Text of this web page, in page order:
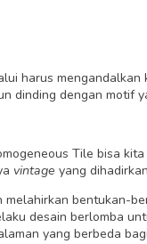
harus
dinding dengan motif
Tile bisa
vintage yang
bentukan-
desain berlomba
yang berbeda